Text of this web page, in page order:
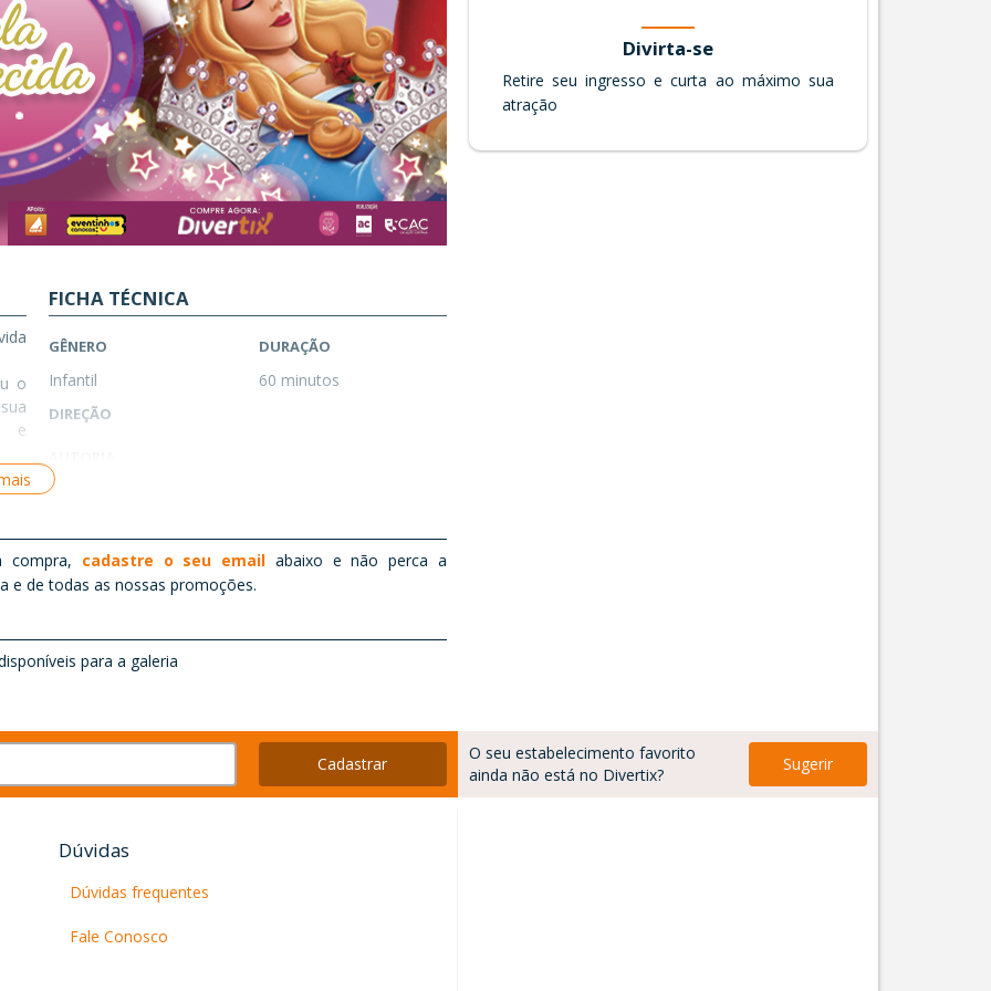
o
e
o
e
FICHA TÉCNICA
GÊNERO
Infantil
DURAÇÃO
60 minutos
DIREÇÃO
MUSICO
ELENCO
compra, cadastre o seu email abaixo e não perca a
e de todas as nossas promoções.
para a galeria
Divirta-se
Retire seu ingresso e curta ao máximo sua
atração
Cadastrar
O seu estabelecimento favorito
ainda não está no Divertix?
Sugerir
Dúvidas
Dúvidas frequentes
Fale Conosco